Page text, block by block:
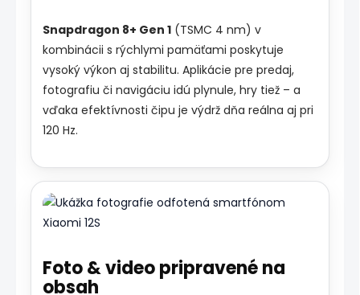
Snapdragon 8+ Gen 1(TSMC 4 nm) v
kombinácii s rýchlymi pamäťami poskytuje
vysoký výkon aj stabilitu. Aplikácie pre predaj,
fotografiu či navigáciu idú plynule, hry tiež – a
vďaka efektívnosti čipu je výdrž dňa reálna aj pri
120 Hz.
Foto & video pripravené na
obsah